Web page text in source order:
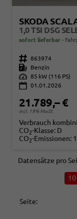
SKODA
1,0 TSI DSG
sofort lieferbar
Fahrzeugnr. 863974
Kraftstoff
Benzin
Leistung 85 kW (116 PS)
01.01.2026
21.789,– €
incl. 19% MwSt.
Verbrauch
CO2-Klasse: D
CO2-Emissionen:
Datensätze pro
10
Seite: